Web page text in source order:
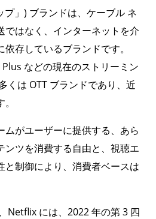
プ」) ブランドは、ケーブル ネ
ではなく、インターネットを介
存しているブランドです。
などの現在のストリーミン
くは OTT ブランドであり、近
ムがユーザーに提供する、あら
ンツを消費する自由と、視聴エ
と制御により、消費者ベースは
、Netflix には、2022 年の第 3 四